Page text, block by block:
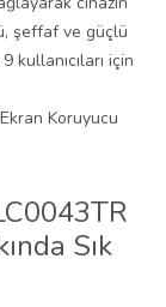
şeffaf ve güçlü
kullanıcıları için
Sık